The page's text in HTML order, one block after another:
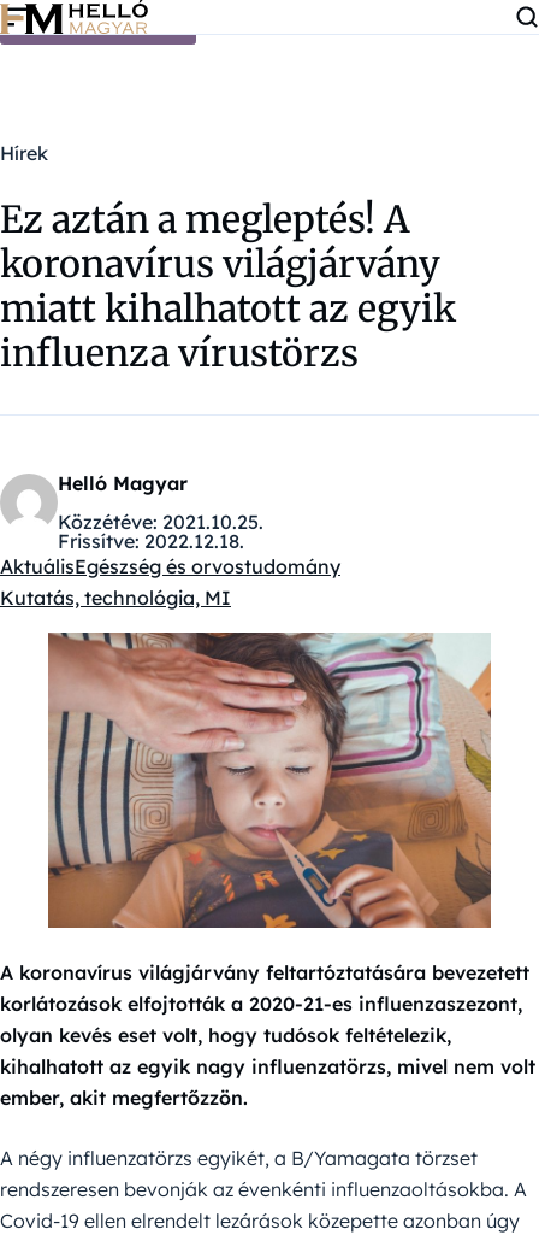
Ugrás a tartalomra
Hírek
Ez aztán a megleptés! A
koronavírus világjárvány
miatt kihalhatott az egyik
influenza vírustörzs
Helló Magyar
Közzétéve: 2021.10.25.
Frissítve: 2022.12.18.
Kategóriák:
AktuálisEgészség és orvostudomány
Kutatás, technológia, MI
A koronavírus világjárvány feltartóztatására bevezetett
korlátozások elfojtották a 2020-21-es influenzaszezont,
olyan kevés eset volt, hogy tudósok feltételezik,
kihalhatott az egyik nagy influenzatörzs, mivel nem volt
ember, akit megfertőzzön.
A négy influenzatörzs egyikét, a B/Yamagata törzset
rendszeresen bevonják az évenkénti influenzaoltásokba. A
Covid-19 ellen elrendelt lezárások közepette azonban úgy